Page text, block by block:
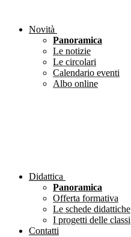
Novità
Panoramica
Le notizie
Le circolari
Calendario eventi
Albo online
Didattica
Panoramica
Offerta formativa
Le schede didattiche
I progetti delle classi
Contatti